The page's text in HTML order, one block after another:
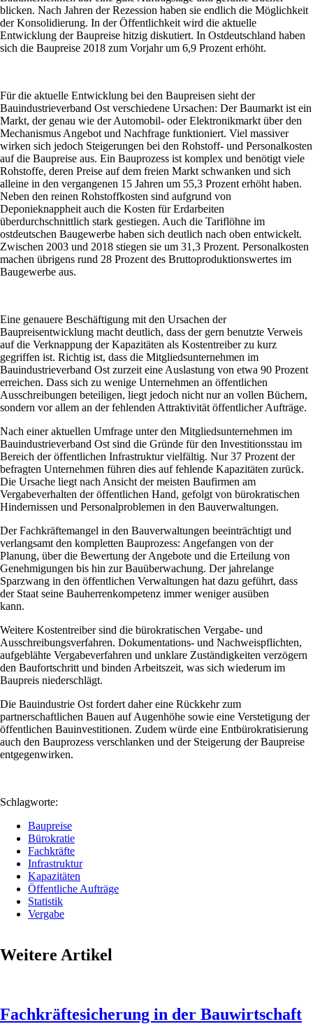
blicken. Nach Jahren der Rezession haben sie endlich die Möglichkeit
der Konsolidierung. In der Öffentlichkeit wird die aktuelle
Entwicklung der Baupreise hitzig diskutiert. In Ostdeutschland haben
sich die Baupreise 2018 zum Vorjahr um 6,9 Prozent erhöht.
Für die aktuelle Entwicklung bei den Baupreisen sieht der
Bauindustrieverband Ost verschiedene Ursachen: Der Baumarkt ist ein
Markt, der genau wie der Automobil- oder Elektronikmarkt über den
Mechanismus Angebot und Nachfrage funktioniert. Viel massiver
wirken sich jedoch Steigerungen bei den Rohstoff- und Personalkosten
auf die Baupreise aus. Ein Bauprozess ist komplex und benötigt viele
Rohstoffe, deren Preise auf dem freien Markt schwanken und sich
alleine in den vergangenen 15 Jahren um 55,3 Prozent erhöht haben.
Neben den reinen Rohstoffkosten sind aufgrund von
Deponieknappheit auch die Kosten für Erdarbeiten
überdurchschnittlich stark gestiegen. Auch die Tariflöhne im
ostdeutschen Baugewerbe haben sich deutlich nach oben entwickelt.
Zwischen 2003 und 2018 stiegen sie um 31,3 Prozent. Personalkosten
machen übrigens rund 28 Prozent des Bruttoproduktionswertes im
Baugewerbe aus.
Eine genauere Beschäftigung mit den Ursachen der
Baupreisentwicklung macht deutlich, dass der gern benutzte Verweis
auf die Verknappung der Kapazitäten als Kostentreiber zu kurz
gegriffen ist. Richtig ist, dass die Mitgliedsunternehmen im
Bauindustrieverband Ost zurzeit eine Auslastung von etwa 90 Prozent
erreichen. Dass sich zu wenige Unternehmen an öffentlichen
Ausschreibungen beteiligen, liegt jedoch nicht nur an vollen Büchern,
sondern vor allem an der fehlenden Attraktivität öffentlicher Aufträge.
Nach einer aktuellen Umfrage unter den Mitgliedsunternehmen im
Bauindustrieverband Ost sind die Gründe für den Investitionsstau im
Bereich der öffentlichen Infrastruktur vielfältig. Nur 37 Prozent der
befragten Unternehmen führen dies auf fehlende Kapazitäten zurück.
Die Ursache liegt nach Ansicht der meisten Baufirmen am
Vergabeverhalten der öffentlichen Hand, gefolgt von bürokratischen
Hindernissen und Personalproblemen in den Bauverwaltungen.
Der Fachkräftemangel in den Bauverwaltungen beeinträchtigt und
verlangsamt den kompletten Bauprozess: Angefangen von der
Planung, über die Bewertung der Angebote und die Erteilung von
Genehmigungen bis hin zur Bauüberwachung. Der jahrelange
Sparzwang in den öffentlichen Verwaltungen hat dazu geführt, dass
der Staat seine Bauherrenkompetenz immer weniger ausüben
kann.
Weitere Kostentreiber sind die bürokratischen Vergabe- und
Ausschreibungsverfahren. Dokumentations- und Nachweispflichten,
aufgeblähte Vergabeverfahren und unklare Zuständigkeiten verzögern
den Baufortschritt und binden Arbeitszeit, was sich wiederum im
Baupreis niederschlägt.
Die Bauindustrie Ost fordert daher eine Rückkehr zum
partnerschaftlichen Bauen auf Augenhöhe sowie eine Verstetigung der
öffentlichen Bauinvestitionen. Zudem würde eine Entbürokratisierung
auch den Bauprozess verschlanken und der Steigerung der Baupreise
entgegenwirken.
Schlagworte:
Baupreise
Bürokratie
Fachkräfte
Infrastruktur
Kapazitäten
Öffentliche Aufträge
Statistik
Vergabe
Weitere Artikel
Fachkräftesicherung in der Bauwirtschaft